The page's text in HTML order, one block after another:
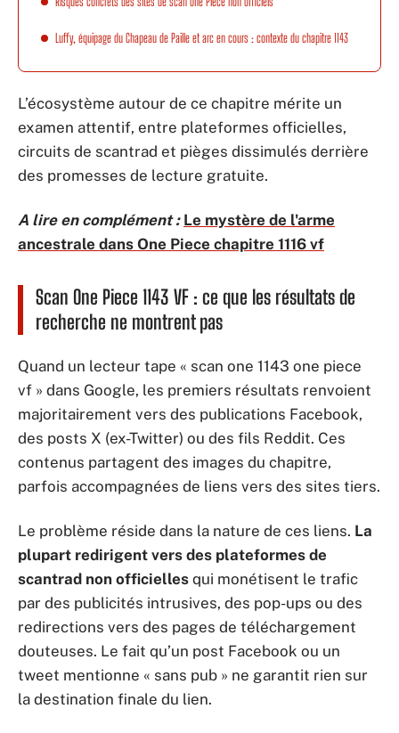
Luffy, équipage du Chapeau de Paille et arc en cours : contexte du chapitre 1143
L’écosystème autour de ce chapitre mérite un
examen attentif, entre plateformes officielles,
circuits de scantrad et pièges dissimulés derrière
des promesses de lecture gratuite.
A lire en complément : Le mystère de l'arme
ancestrale dans One Piece chapitre 1116 vf
Scan One Piece 1143 VF : ce que les résultats de
recherche ne montrent pas
Quand un lecteur tape « scan one 1143 one piece
vf » dans Google, les premiers résultats renvoient
majoritairement vers des publications Facebook,
des posts X (ex-Twitter) ou des fils Reddit. Ces
contenus partagent des images du chapitre,
parfois accompagnées de liens vers des sites tiers.
Le problème réside dans la nature de ces liens. La
plupart redirigent vers des plateformes de
scantrad non officielles qui monétisent le trafic
par des publicités intrusives, des pop-ups ou des
redirections vers des pages de téléchargement
douteuses. Le fait qu’un post Facebook ou un
tweet mentionne « sans pub » ne garantit rien sur
la destination finale du lien.